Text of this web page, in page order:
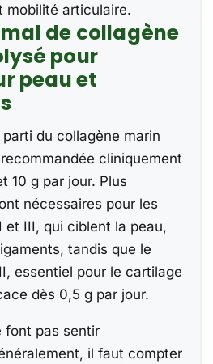
mobilité articulaire.
de collagène
pour
peau et
du collagène marin
cliniquement
10 g par jour. Plus
nécessaires pour les
et III, qui ciblent la peau,
tandis que le
essentiel pour le cartilage
dès 0,5 g par jour.
font pas sentir
il faut compter